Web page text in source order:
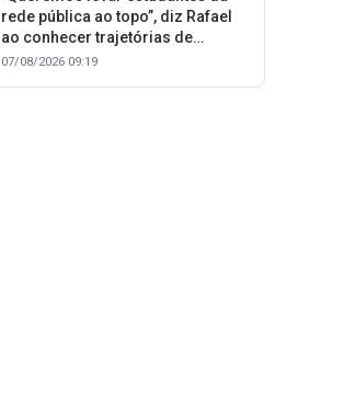
rede pública ao topo”, diz Rafael
ao conhecer trajetórias de
sucesso
07/08/2026 09:19